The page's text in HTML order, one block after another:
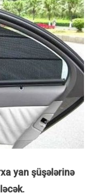
yan şüşələrinə